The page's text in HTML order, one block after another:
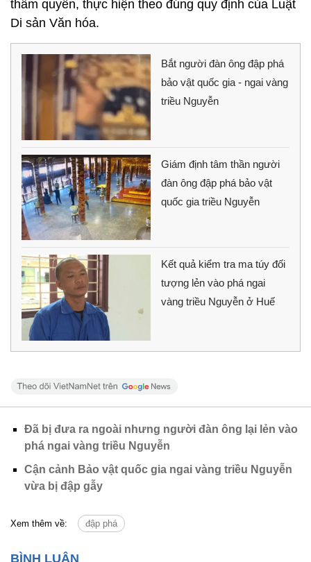
thẩm quyền, thực hiện theo đúng quy định của Luật
Di sản Văn hóa.
Bắt người đàn ông đập phá
bảo vật quốc gia - ngai vàng
triều Nguyễn
Giám định tâm thần người
đàn ông đập phá bảo vật
quốc gia triều Nguyễn
Kết quả kiểm tra ma túy đối
tượng lẻn vào phá ngai
vàng triều Nguyễn ở Huế
Đã bị đưa ra ngoài nhưng người đàn ông lại lẻn vào
phá ngai vàng triều Nguyễn
Cận cảnh Bảo vật quốc gia ngai vàng triều Nguyễn
vừa bị đập gẫy
Xem thêm về: đập phá